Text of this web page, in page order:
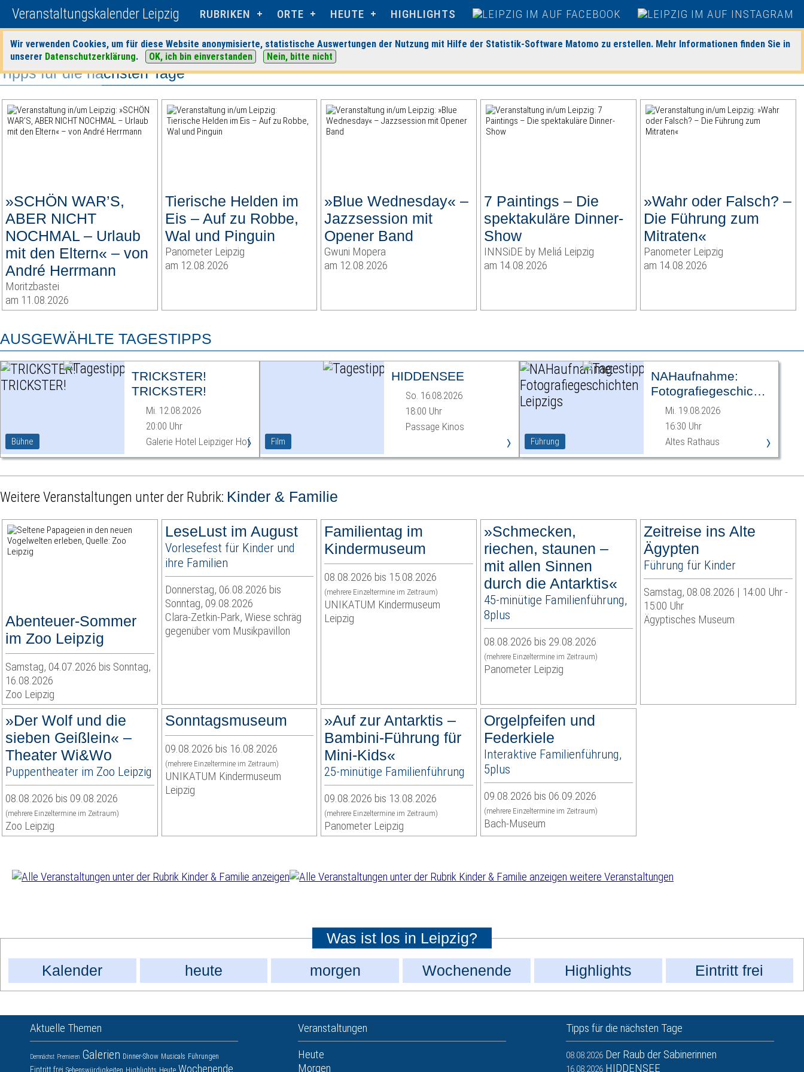
Veranstaltungskalender Leipzig RUBRIKEN ORTE HEUTE HIGHLIGHTS
Wir verwenden Cookies, um für diese Website anonymisierte, statistische Auswertungen der Nutzung mit Hilfe der Statistik-Software Matomo zu erstellen. Mehr Informationen finden Sie in
unserer Datenschutzerklärung. OK, ich bin einverstanden Nein, bitte nicht
Tipps für die nächsten Tage
»SCHÖN WAR’S,
ABER NICHT
NOCHMAL – Urlaub
mit den Eltern« – von
André Herrmann
Moritzbastei
am 11.08.2026
Tierische Helden im
Eis – Auf zu Robbe,
Wal und Pinguin
Panometer Leipzig
am 12.08.2026
»Blue Wednesday« –
Jazzsession mit
Opener Band
Gwuni Mopera
am 12.08.2026
7 Paintings – Die
spektakuläre Dinner-
Show
INNSiDE by Meliá Leipzig
am 14.08.2026
»Wahr oder Falsch? –
Die Führung zum
Mitraten«
Panometer Leipzig
am 14.08.2026
AUSGEWÄHLTE TAGESTIPPS
Bühne
TRICKSTER!
TRICKSTER!
Mi. 12.08.2026
20:00 Uhr
Galerie Hotel Leipziger Hof
› Film
HIDDENSEE
So. 16.08.2026
18:00 Uhr
Passage Kinos
› Führung
NAHaufnahme:
Fotografiegeschichten
Leipzigs
Mi. 19.08.2026
16:30 Uhr
Altes Rathaus
›
Weitere Veranstaltungen unter der Rubrik: Kinder & Familie
Abenteuer-Sommer
im Zoo Leipzig
Samstag, 04.07.2026 bis Sonntag,
16.08.2026
Zoo Leipzig
LeseLust im August
Vorlesefest für Kinder und
ihre Familien
Donnerstag, 06.08.2026 bis
Sonntag, 09.08.2026
Clara-Zetkin-Park, Wiese schräg
gegenüber vom Musikpavillon
Familientag im
Kindermuseum
08.08.2026 bis 15.08.2026
(mehrere Einzeltermine im Zeitraum)
UNIKATUM Kindermuseum
Leipzig
»Schmecken,
riechen, staunen –
mit allen Sinnen
durch die Antarktis«
45-minütige Familienführung,
8plus
08.08.2026 bis 29.08.2026
(mehrere Einzeltermine im Zeitraum)
Panometer Leipzig
Zeitreise ins Alte
Ägypten
Führung für Kinder
Samstag, 08.08.2026 | 14:00 Uhr -
15:00 Uhr
Ägyptisches Museum
»Der Wolf und die
sieben Geißlein« –
Theater Wi&Wo
Puppentheater im Zoo Leipzig
08.08.2026 bis 09.08.2026
(mehrere Einzeltermine im Zeitraum)
Zoo Leipzig
Sonntagsmuseum
09.08.2026 bis 16.08.2026
(mehrere Einzeltermine im Zeitraum)
UNIKATUM Kindermuseum
Leipzig
»Auf zur Antarktis –
Bambini-Führung für
Mini-Kids«
25-minütige Familienführung
09.08.2026 bis 13.08.2026
(mehrere Einzeltermine im Zeitraum)
Panometer Leipzig
Orgelpfeifen und
Federkiele
Interaktive Familienführung,
5plus
09.08.2026 bis 06.09.2026
(mehrere Einzeltermine im Zeitraum)
Bach-Museum
weitere Veranstaltungen
Was ist los in Leipzig?
Kalender
heute morgen Wochenende Highlights Eintritt frei
Aktuelle Themen
Demnächst Premieren Galerien Dinner-Show Musicals Führungen
Eintritt frei Sehenswürdigkeiten Highlights Heute Wochenende
Veranstaltungen
Heute
Morgen
Tipps für die nächsten Tage
08.08.2026 Der Raub der Sabinerinnen
16.08.2026 HIDDENSEE